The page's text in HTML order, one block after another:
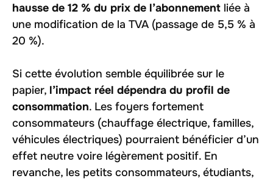
hausse de 12 % du prix de l’abonnement liée à
une modification de la TVA (passage de 5,5 % à
20 %).
Si cette évolution semble équilibrée sur le
papier, l’impact réel dépendra du profil de
consommation. Les foyers fortement
consommateurs (chauffage électrique, familles,
véhicules électriques) pourraient bénéficier d’un
effet neutre voire légèrement positif. En
revanche, les petits consommateurs, étudiants,